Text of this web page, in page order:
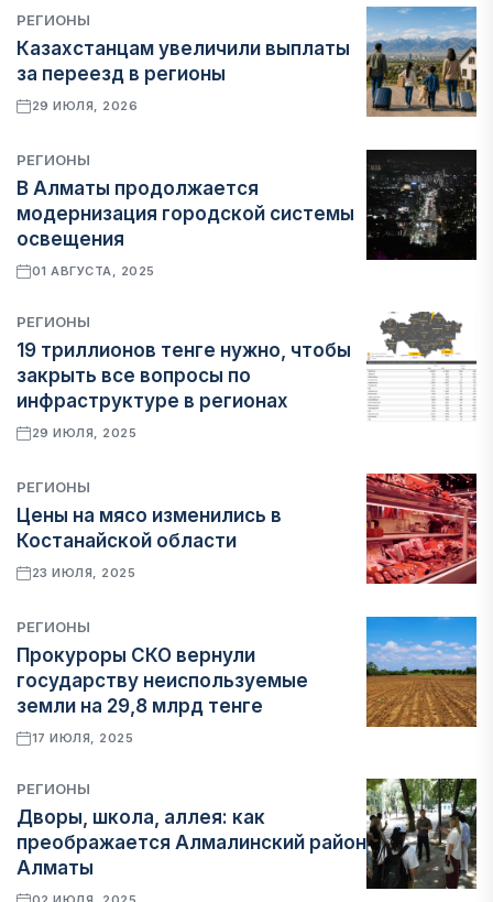
РЕГИОНЫ
Казахстанцам увеличили выплаты
за переезд в регионы
29 ИЮЛЯ, 2026
РЕГИОНЫ
В Алматы продолжается
модернизация городской системы
освещения
01 АВГУСТА, 2025
РЕГИОНЫ
19 триллионов тенге нужно, чтобы
закрыть все вопросы по
инфраструктуре в регионах
29 ИЮЛЯ, 2025
РЕГИОНЫ
Цены на мясо изменились в
Костанайской области
23 ИЮЛЯ, 2025
РЕГИОНЫ
Прокуроры СКО вернули
государству неиспользуемые
земли на 29,8 млрд тенге
17 ИЮЛЯ, 2025
РЕГИОНЫ
Дворы, школа, аллея: как
преображается Алмалинский район
Алматы